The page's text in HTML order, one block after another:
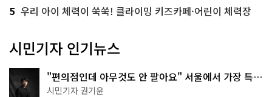
5 우리 아이 체력이 쑥쑥! 클라이밍 키즈카페·어린이 체력장
시민기자 인기뉴스
"편의점인데 아무것도 안 팔아요" 서울에서 가장 특별
한 편의점의 정체
시민기자 권기윤